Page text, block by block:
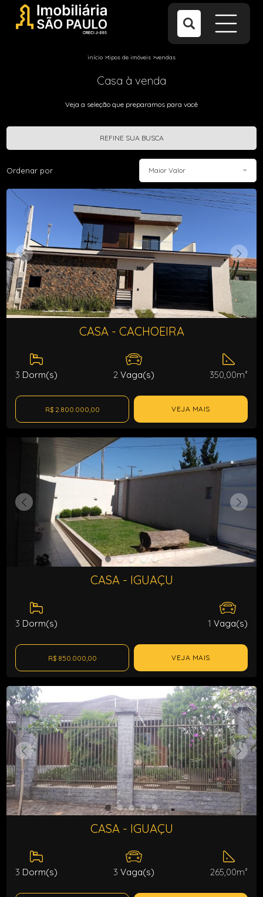
início >tipos de imóveis >vendas
Casa à venda
Veja a seleção que preparamos para você
REFINE SUA BUSCA
Ordenar por Maior Valor
CASA - CACHOEIRA
3 Dorm(s) 2 Vaga(s) 350,00m²
R$ 2.800.000,00 VEJA MAIS
CASA - IGUAÇU
3 Dorm(s) 1 Vaga(s)
R$ 850.000,00 VEJA MAIS
CASA - IGUAÇU
3 Dorm(s) 3 Vaga(s) 265,00m²